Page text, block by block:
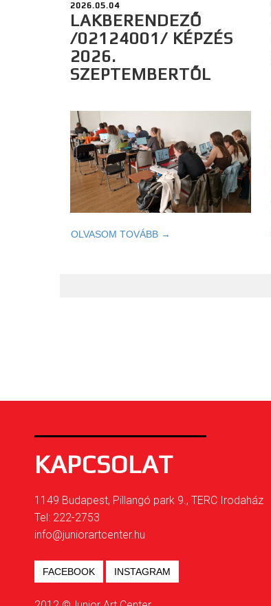
2026.05.04
LAKBERENDEZŐ
/02124001/ KÉPZÉS
2026.
SZEPTEMBERTŐL
OLVASOM TOVÁBB →
KAPCSOLAT
1149 Budapest, Pillangó park 9., TERC Irodaház
Tel: 222-2753
info@juniorartcenter.hu
FACEBOOK INSTAGRAM